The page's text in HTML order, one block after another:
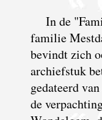
In de
familie
bevindt zich
archiefstuk
gedateerd
de